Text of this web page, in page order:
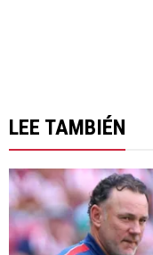
LEE TAMBIÉN